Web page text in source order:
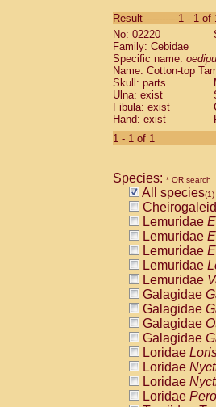
Cebidae
Cebidae
Cebidae
Cebidae
Cebidae
Cebidae
Cebidae
Cebidae
Cebidae
Cebidae
Cebidae
Cebidae
Cebidae
Cebidae
Atelidae
Atelidae
Atelidae
Atelidae
Atelidae
Atelidae
Atelidae
Atelidae
Atelidae
Atelidae
Pitheciidae
Result-----------1 - 1 of
No: 02220
Family: Cebidae
Specific name:
Name: Cotton-top
Skull: parts
Ulna: exist
Fibula: exist
Hand: exist
1 - 1 of 1
Species: * OR search
All species(1)
Lemuridae
Lemuridae
Lemuridae
Lemuridae
Lemuridae
Galagidae
Galagidae
Galagidae
Galagidae
Loridae
Loridae
Loridae
Loridae